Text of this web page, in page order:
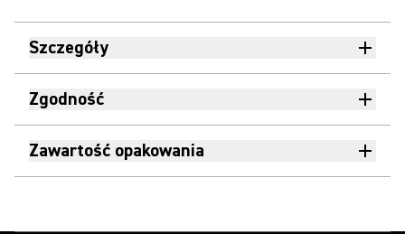
Szczegóły
Zgodność
Zawartość opakowania